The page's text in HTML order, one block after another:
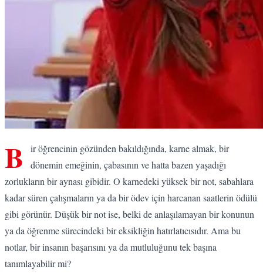
B
ir öğrencinin gözünden bakıldığında, karne almak, bir
dönemin emeğinin, çabasının ve hatta bazen yaşadığı
zorlukların bir aynası gibidir. O karnedeki yüksek bir not, sabahlara
kadar süren çalışmaların ya da bir ödev için harcanan saatlerin ödülü
gibi görünür. Düşük bir not ise, belki de anlaşılamayan bir konunun
ya da öğrenme sürecindeki bir eksikliğin hatırlatıcısıdır. Ama bu
notlar, bir insanın başarısını ya da mutluluğunu tek başına
tanımlayabilir mi?